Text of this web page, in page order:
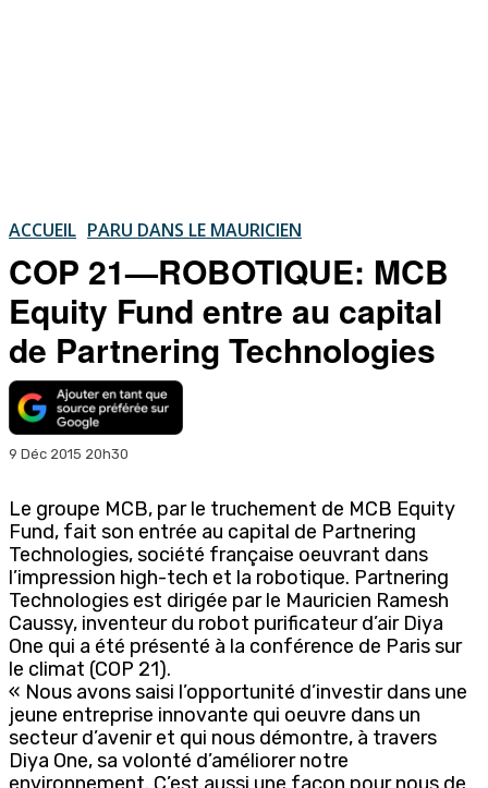
ACCUEIL PARU DANS LE MAURICIEN
COP 21—ROBOTIQUE: MCB
Equity Fund entre au capital
de Partnering Technologies
9 Déc 2015 20h30
Le groupe MCB, par le truchement de MCB Equity
Fund, fait son entrée au capital de Partnering
Technologies, société française oeuvrant dans
l’impression high-tech et la robotique. Partnering
Technologies est dirigée par le Mauricien Ramesh
Caussy, inventeur du robot purificateur d’air Diya
One qui a été présenté à la conférence de Paris sur
le climat (COP 21).
« Nous avons saisi l’opportunité d’investir dans une
jeune entreprise innovante qui oeuvre dans un
secteur d’avenir et qui nous démontre, à travers
Diya One, sa volonté d’améliorer notre